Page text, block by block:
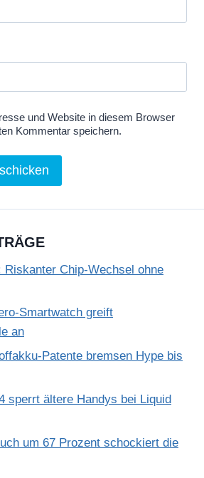
und Website in diesem Browser
Kommentar speichern.
Riskanter Chip-Wechsel ohne
Smartwatch greift
an
Patente bremsen Hype bis
sperrt ältere Handys bei Liquid
um 67 Prozent schockiert die